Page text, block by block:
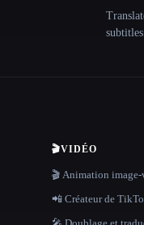
🎬VIDÉO
🎬 Animation
📲 Créateur de